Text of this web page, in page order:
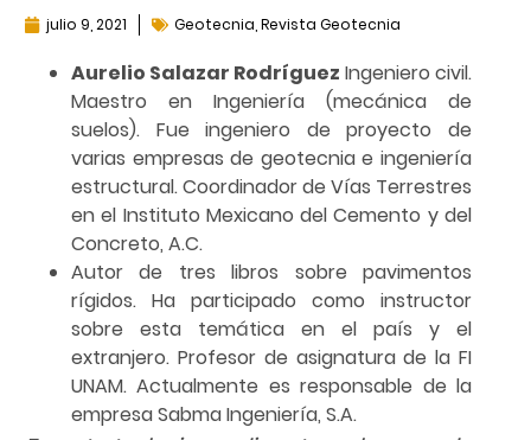
julio 9, 2021 Geotecnia Revista Geotecnia
Aurelio Salazar Rodríguez Ingeniero civil.
Maestro en Ingeniería (mecánica de
suelos). Fue ingeniero de proyecto de
varias empresas de geotecnia e ingeniería
estructural. Coordinador de Vías Terrestres
en el Instituto Mexicano del Cemento y del
Concreto, A.C.
Autor de tres libros sobre pavimentos
rígidos. Ha participado como instructor
sobre esta temática en el país y el
extranjero. Profesor de asignatura de la FI
UNAM. Actualmente es responsable de la
empresa Sabma Ingeniería, S.A.